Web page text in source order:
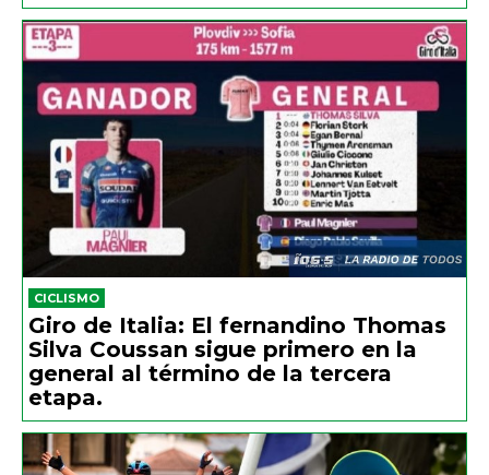
CICLISMO
Giro de Italia: El fernandino Thomas
Silva Coussan sigue primero en la
general al término de la tercera
etapa.